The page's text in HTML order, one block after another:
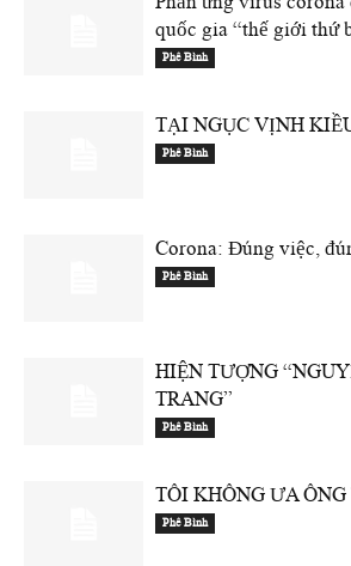
quốc gia “thế giới thứ
Phê Bình
TẠI NGỤC VỊNH
Phê Bình
Corona: Đúng việc,
Phê Bình
HIỆN TƯỢNG
TRANG”
Phê Bình
TÔI KHÔNG ƯA ÔNG
Phê Bình